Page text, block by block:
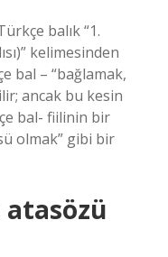
balık “1.
kelimesinden
bal – “bağlamak,
ancak bu kesin
bal- fiilinin bir
olmak” gibi bir
atasözü